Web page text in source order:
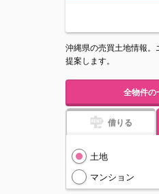
沖縄県の売買土地情報
提案します。
全物件の
借りる
土地
マンション